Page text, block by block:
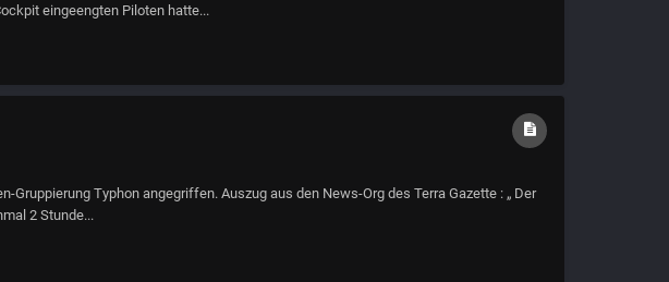
eingeengten Piloten hatte...
Typhon angegriffen. Auszug aus den News-Org des Terra Gazette : „ Der
2 Stunde...